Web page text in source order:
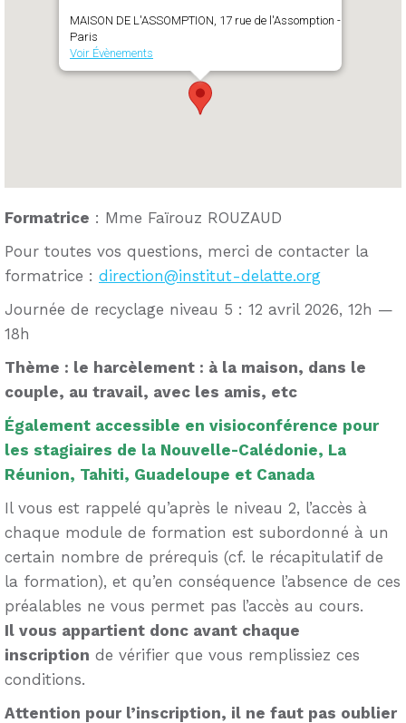
MAISON DE L'ASSOMPTION, 17 rue de l'Assomption -
Paris
Voir Évènements
Formatrice : Mme Faïrouz ROUZAUD
Pour toutes vos questions, merci de contacter la
formatrice : direction@institut-delatte.org
Journée de recyclage niveau 5 : 12 avril 2026, 12h —
18h
Thème : le harcèlement : à la maison, dans le
couple, au travail, avec les amis, etc
Également accessible en visioconférence pour
les stagiaires de la Nouvelle-Calédonie, La
Réunion, Tahiti, Guadeloupe et Canada
Il vous est rappelé qu’après le niveau 2, l’accès à
chaque module de formation est subordonné à un
certain nombre de prérequis (cf. le récapitulatif de
la formation), et qu’en conséquence l’absence de ces
préalables ne vous permet pas l’accès au cours.
Il vous appartient donc avant chaque
inscription de vérifier que vous remplissiez ces
conditions.
Attention pour l’inscription, il ne faut pas oublier